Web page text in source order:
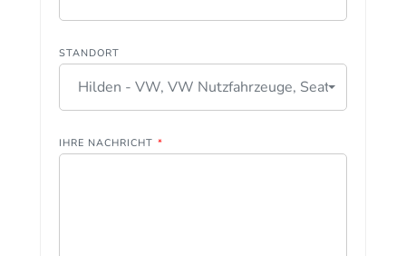
STANDORT
Hilden - VW, VW Nutzfahrzeuge, Seat
IHRE NACHRICHT *